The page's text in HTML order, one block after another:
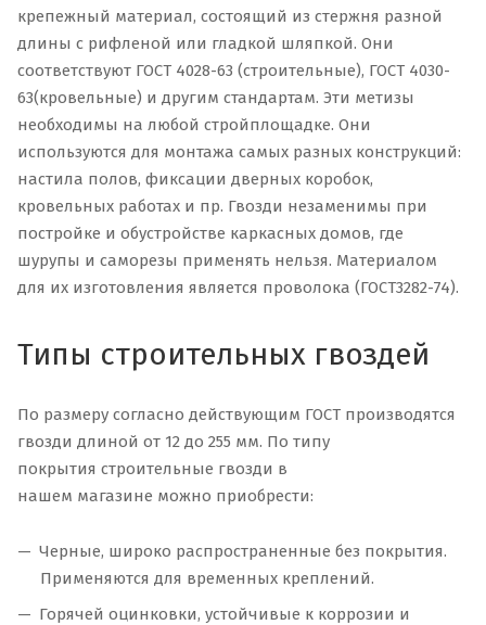
крепежный материал, состоящий из стержня разной
длины с рифленой или гладкой шляпкой. Они
соответствуют ГОСТ 4028-63 (строительные), ГОСТ 4030-
63(кровельные) и другим стандартам. Эти метизы
необходимы на любой стройплощадке. Они
используются для монтажа самых разных конструкций:
настила полов, фиксации дверных коробок,
кровельных работах и пр. Гвозди незаменимы при
постройке и обустройстве каркасных домов, где
шурупы и саморезы применять нельзя. Материалом
для их изготовления является проволока (ГОСТ3282-74).
Типы строительных гвоздей
По размеру согласно действующим ГОСТ производятся
гвозди длиной от 12 до 255 мм. По типу
покрытия строительные гвозди в
нашем магазине можно приобрести:
Черные, широко распространенные без покрытия.
Применяются для временных креплений.
Горячей оцинковки, устойчивые к коррозии и